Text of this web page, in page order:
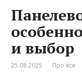
и выбор
25.08.2025 Про все